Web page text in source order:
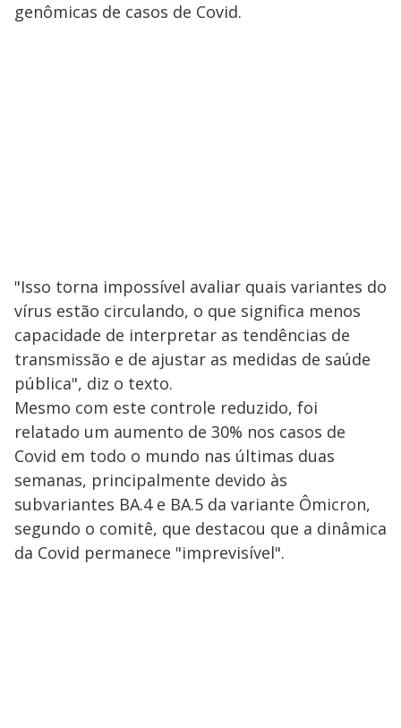
genômicas de casos de Covid.
"Isso torna impossível avaliar quais variantes do
vírus estão circulando, o que significa menos
capacidade de interpretar as tendências de
transmissão e de ajustar as medidas de saúde
pública", diz o texto.
Mesmo com este controle reduzido, foi
relatado um aumento de 30% nos casos de
Covid em todo o mundo nas últimas duas
semanas, principalmente devido às
subvariantes BA.4 e BA.5 da variante Ômicron,
segundo o comitê, que destacou que a dinâmica
da Covid permanece "imprevisível".